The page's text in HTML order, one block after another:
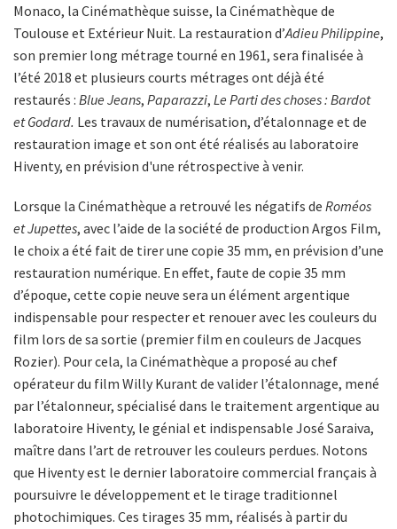
Monaco, la Cinémathèque suisse, la Cinémathèque de
Toulouse et Extérieur Nuit. La restauration d’Adieu Philippine,
son premier long métrage tourné en 1961, sera finalisée à
l’été 2018 et plusieurs courts métrages ont déjà été
restaurés : Blue Jeans, Paparazzi, Le Parti des choses : Bardot
et Godard. Les travaux de numérisation, d’étalonnage et de
restauration image et son ont été réalisés au laboratoire
Hiventy, en prévision d'une rétrospective à venir.
Lorsque la Cinémathèque a retrouvé les négatifs de Roméos
et Jupettes, avec l’aide de la société de production Argos Film,
le choix a été fait de tirer une copie 35 mm, en prévision d’une
restauration numérique. En effet, faute de copie 35 mm
d’époque, cette copie neuve sera un élément argentique
indispensable pour respecter et renouer avec les couleurs du
film lors de sa sortie (premier film en couleurs de Jacques
Rozier). Pour cela, la Cinémathèque a proposé au chef
opérateur du film Willy Kurant de valider l’étalonnage, mené
par l’étalonneur, spécialisé dans le traitement argentique au
laboratoire Hiventy, le génial et indispensable José Saraiva,
maître dans l’art de retrouver les couleurs perdues. Notons
que Hiventy est le dernier laboratoire commercial français à
poursuivre le développement et le tirage traditionnel
photochimiques. Ces tirages 35 mm, réalisés à partir du